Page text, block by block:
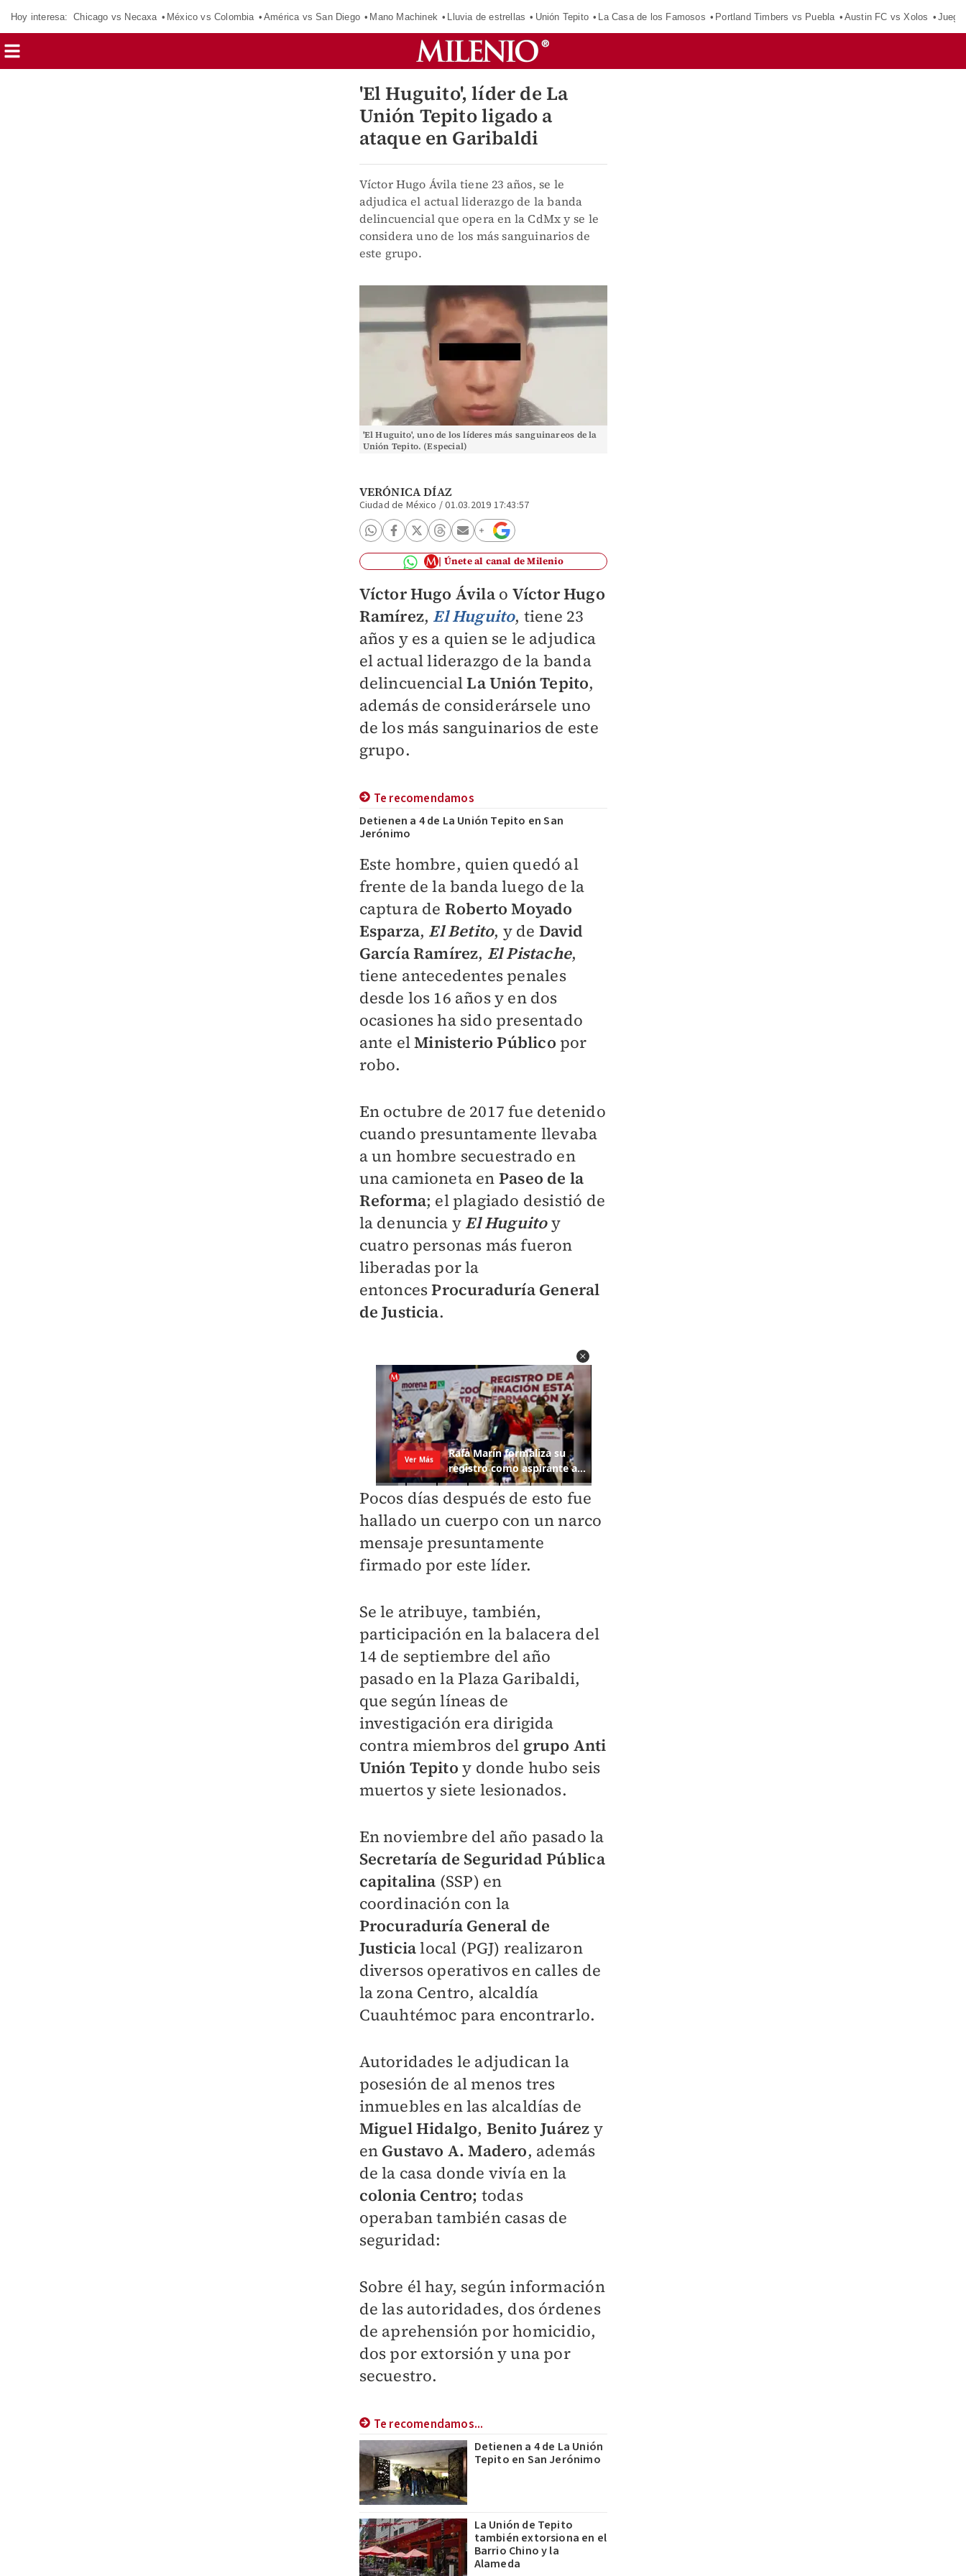
Hoy interesa: Chicago vs Necaxa México vs Colombia América vs San Diego Mano Machinek Lluvia de estrellas Unión Tepito La Casa de los Famosos Portland Timbers vs Puebla Austin FC vs Xolos
'El Huguito', líder de La
Unión Tepito ligado a
ataque en Garibaldi
Víctor Hugo Ávila tiene 23 años, se le
adjudica el actual liderazgo de la banda
delincuencial que opera en la CdMx y se le
considera uno de los más sanguinarios de
este grupo.
'El Huguito', uno de los líderes más sanguinareos de la
Unión Tepito. (Especial)
VERÓNICA DÍAZ
Ciudad de México /01.03.2019 17:43:57
Únete al canal de Milenio
Víctor Hugo Ávilao Víctor Hugo
Ramírez, El Huguito, tiene 23
años y es a quien se le adjudica
el actual liderazgo de la banda
delincuencialLa Unión Tepito,
además de considerársele uno
de los más sanguinarios de este
grupo.
Te recomendamos
Detienen a 4 de La Unión Tepito en San
Jerónimo
Este hombre, quien quedó al
frente de la banda luego de la
captura de Roberto Moyado
Esparza, El Betito, y de David
García Ramírez, El Pistache,
tiene antecedentes penales
desde los 16 años y en dos
ocasiones ha sido presentado
ante elMinisterio Público por
robo.
En octubre de 2017 fue detenido
cuando presuntamente llevaba
a un hombre secuestrado en
una camioneta en Paseo de la
Reforma; el plagiado desistió de
la denuncia y El Huguitoy
cuatro personas más fueron
liberadas por la
entoncesProcuraduría General
de Justicia.
Pocos días después de esto fue
hallado un cuerpo con un narco
mensaje presuntamente
firmado por este líder.
Se le atribuye, también,
participación en la balacera del
14 de septiembre del año
pasado en la Plaza Garibaldi,
que según líneas de
investigación era dirigida
contra miembros del grupo Anti
Unión Tepito y donde hubo seis
muertos y siete lesionados.
En noviembre del año pasado la
Secretaría de Seguridad Pública
capitalina (SSP) en
coordinación con la
Procuraduría General de
Justicialocal (PGJ) realizaron
diversos operativos en calles de
la zona Centro, alcaldía
Cuauhtémoc para encontrarlo.
Autoridades le adjudican la
posesión de al menos tres
inmuebles en las alcaldías de
Miguel Hidalgo, Benito Juárez y
en Gustavo A. Madero, además
de la casa donde vivía en la
colonia Centro; todas
operabantambién casas de
seguridad:
Sobre él hay, según información
de las autoridades, dos órdenes
de aprehensión por homicidio,
dos por extorsión y una por
secuestro.
Te recomendamos...
Detienen a 4 de La Unión
Tepito en San Jerónimo
La Unión de Tepito
también extorsiona en el
Barrio Chino y la
Alameda